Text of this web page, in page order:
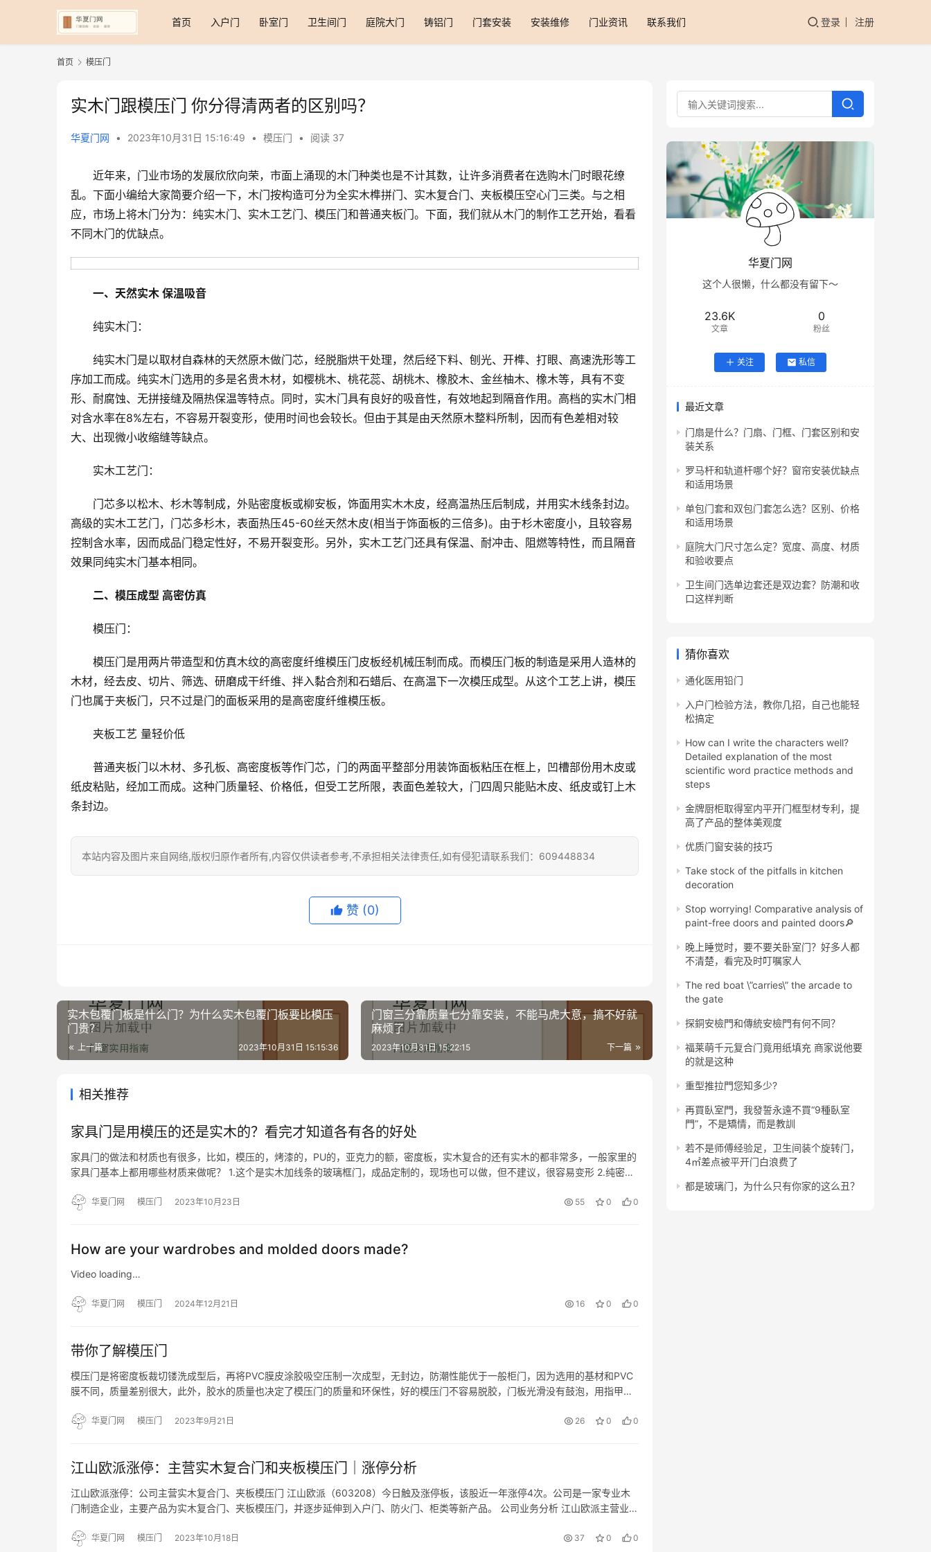
首页 入户门 卧室门 卫生间门 庭院大门 铸铝门 门套安装 安装维修 门业资讯 联系我们 登录 注册
首页 模压门
实木门跟模压门 你分得清两者的区别吗？
华夏门网 • 2023年10月31日 15:16:49 • 模压门 • 阅读 37
近年来，门业市场的发展欣欣向荣，市面上涌现的木门种类也是不计其数，让许多消费者在选购木门时眼花缭
乱。下面小编给大家简要介绍一下，木门按构造可分为全实木榫拼门、实木复合门、夹板模压空心门三类。与之相
应，市场上将木门分为：纯实木门、实木工艺门、模压门和普通夹板门。下面，我们就从木门的制作工艺开始，看看
不同木门的优缺点。
一、天然实木 保温吸音
纯实木门：
纯实木门是以取材自森林的天然原木做门芯，经脱脂烘干处理，然后经下料、刨光、开榫、打眼、高速洗形等工
序加工而成。纯实木门选用的多是名贵木材，如樱桃木、桃花蕊、胡桃木、橡胶木、金丝柚木、橡木等，具有不变
形、耐腐蚀、无拼接缝及隔热保温等特点。同时，实木门具有良好的吸音性，有效地起到隔音作用。高档的实木门相
对含水率在8%左右，不容易开裂变形，使用时间也会较长。但由于其是由天然原木整料所制，因而有色差相对较
大、出现微小收缩缝等缺点。
实木工艺门：
门芯多以松木、杉木等制成，外贴密度板或柳安板，饰面用实木木皮，经高温热压后制成，并用实木线条封边。
高级的实木工艺门，门芯多杉木，表面热压45-60丝天然木皮(相当于饰面板的三倍多)。由于杉木密度小，且较容易
控制含水率，因而成品门稳定性好，不易开裂变形。另外，实木工艺门还具有保温、耐冲击、阻燃等特性，而且隔音
效果同纯实木门基本相同。
二、模压成型 高密仿真
模压门：
模压门是用两片带造型和仿真木纹的高密度纤维模压门皮板经机械压制而成。而模压门板的制造是采用人造林的
木材，经去皮、切片、筛选、研磨成干纤维、拌入黏合剂和石蜡后、在高温下一次模压成型。从这个工艺上讲，模压
门也属于夹板门，只不过是门的面板采用的是高密度纤维模压板。
夹板工艺 量轻价低
普通夹板门以木材、多孔板、高密度板等作门芯，门的两面平整部分用装饰面板粘压在框上，凹槽部份用木皮或
纸皮粘贴，经加工而成。这种门质量轻、价格低，但受工艺所限，表面色差较大，门四周只能贴木皮、纸皮或钉上木
条封边。
本站内容及图片来自网络,版权归原作者所有,内容仅供读者参考,不承担相关法律责任,如有侵犯请联系我们：609448834
赞 (0)
实木包覆门板是什么门？为什么实木包覆门板要比模压
门贵？
上一篇 2023年10月31日 15:15:36
门窗三分靠质量七分靠安装，不能马虎大意，搞不好就
麻烦了
下一篇
2023年10月31日 15:22:15
相关推荐
家具门是用模压的还是实木的？看完才知道各有各的好处
家具门的做法和材质也有很多，比如，模压的，烤漆的，PU的，亚克力的额，密度板，实木复合的还有实木的都非常多，一般家里的
家具门基本上都用哪些材质来做呢？ 1.这个是实木加线条的玻璃框门，成品定制的，现场也可以做，但不建议，很容易变形 2.纯密度
比… 华夏门网 模压门 2023年10月23日 55 0 0
How are your wardrobes and molded doors made?
Video loading…
华夏门网 模压门 2024年12月21日 16 0 0
带你了解模压门
模压门是将密度板裁切镂洗成型后，再将PVC膜皮涂胶吸空压制一次成型，无封边，防潮性能优于一般柜门，因为选用的基材和PVC
膜不同，质量差别很大，此外，胶水的质量也决定了模压门的质量和环保性，好的模压门不容易脱胶，门板光滑没有鼓泡，用指甲划
可以。…华夏门网 模压门 2023年9月21日 26 0 0
江山欧派涨停：主营实木复合门和夹板模压门｜涨停分析
江山欧派涨停：公司主营实木复合门、夹板模压门 江山欧派（603208）今日触及涨停板，该股近一年涨停4次。公司是一家专业木
门制造企业，主要产品为实木复合门、夹板模压门，并逐步延伸到入户门、防火门、柜类等新产品。 公司业务分析 江山欧派主营业务
要… 华夏门网 模压门 2023年10月18日 37 0 0
华夏门网
这个人很懒，什么都没有留下～
23.6K
文章
0
粉丝
关注 私信
最近文章
门扇是什么？门扇、门框、门套区别和安
装关系
罗马杆和轨道杆哪个好？窗帘安装优缺点
和适用场景
单包门套和双包门套怎么选？区别、价格
和适用场景
庭院大门尺寸怎么定？宽度、高度、材质
和验收要点
卫生间门选单边套还是双边套？防潮和收
口这样判断
猜你喜欢
通化医用铅门
入户门检验方法，教你几招，自己也能轻
松搞定
How can I write the characters well?
Detailed explanation of the most
scientific word practice methods and
steps
金牌厨柜取得室内平开门框型材专利，提
高了产品的整体美观度
优质门窗安装的技巧
Take stock of the pitfalls in kitchen
decoration
Stop worrying! Comparative analysis of
paint-free doors and painted doors🔎
晚上睡觉时，要不要关卧室门？好多人都
不清楚，看完及时叮嘱家人
The red boat \”carries\” the arcade to
the gate
探銅安檢門和傳統安檢門有何不同？
福莱萌千元复合门竟用纸填充 商家说他要
的就是这种
重型推拉門您知多少?
再買臥室門，我發誓永遠不買“9種臥室
門”，不是矯情，而是教訓
若不是师傅经验足，卫生间装个旋转门，
4㎡差点被平开门白浪费了
都是玻璃门，为什么只有你家的这么丑？